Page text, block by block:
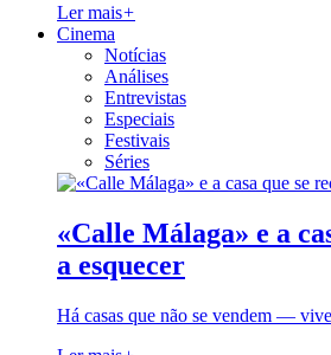
Ler mais+
Cinema
Notícias
Análises
Entrevistas
Especiais
Festivais
Séries
«Calle Málaga» e a
a esquecer
Há casas que não se vendem —